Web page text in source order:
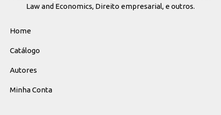
Law and Economics, Direito empresarial, e outros.
Home
Catálogo
Autores
Minha Conta